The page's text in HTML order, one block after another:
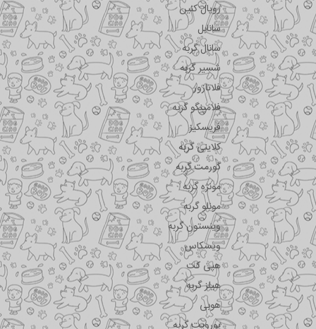
رویال کنین
سانابل
سانال گربه
شسیر گربه
فلاتازور
فلامینگو گربه
فریسکیز
کلاینی گربه
گورمت گربه
مونژه گربه
مونلو گربه
وینستون گربه
ویسکاس
هپی کت
هیلز گربه
هوبی
یوروپت گربه